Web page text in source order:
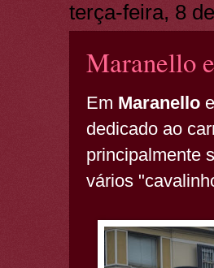
terça-feira, 8
Maranello
Em Maranello
dedicado ao
principalmente
vários